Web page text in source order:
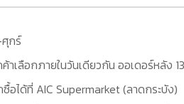
กร์
เลือกภายในวันเดียวกัน ออเดอร์หลัง
อได้ที่ AIC Supermarket (ลาดกระบัง)